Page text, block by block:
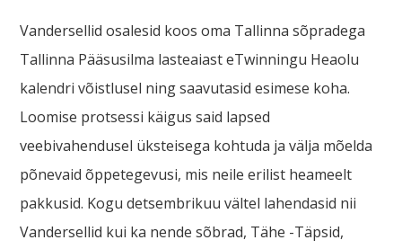
Vandersellid osalesid koos oma Tallinna sõpradega
Tallinna Pääsusilma lasteaiast eTwinningu Heaolu
kalendri võistlusel ning saavutasid esimese koha.
Loomise protsessi käigus said lapsed
veebivahendusel üksteisega kohtuda ja välja mõelda
põnevaid õppetegevusi, mis neile erilist heameelt
pakkusid. Kogu detsembrikuu vältel lahendasid nii
Vandersellid kui ka nende sõbrad, Tähe -Täpsid,